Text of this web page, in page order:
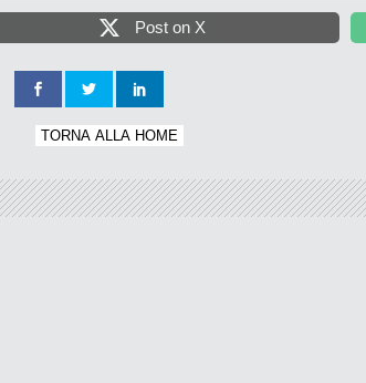
Post on X
TORNA ALLA HOME